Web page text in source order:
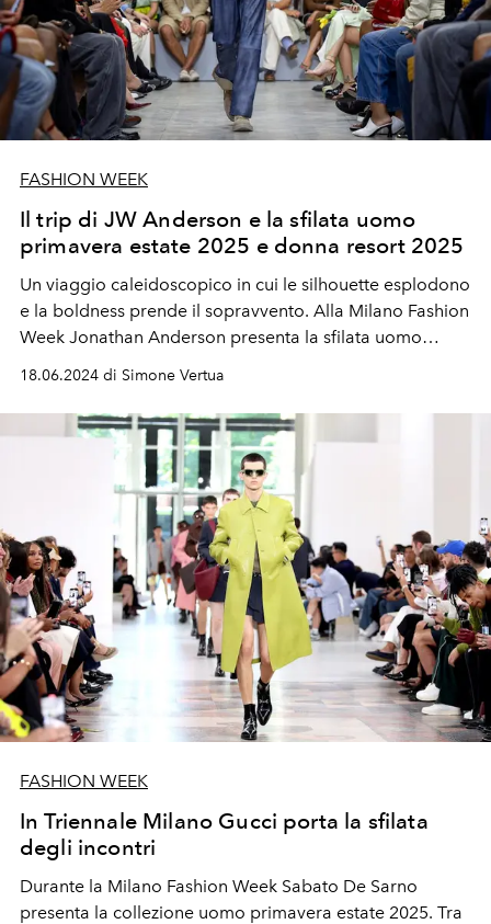
FASHION WEEK
Il trip di JW Anderson e la sfilata uomo
primavera estate 2025 e donna resort 2025
Un viaggio caleidoscopico in cui le silhouette esplodono
e la boldness prende il sopravvento. Alla Milano Fashion
Week Jonathan Anderson presenta la sfilata uomo
primavera estate 2025 e donna resort 2025.
18.06.2024 di Simone Vertua
FASHION WEEK
In Triennale Milano Gucci porta la sfilata
degli incontri
Durante la Milano Fashion Week Sabato De Sarno
presenta la collezione uomo primavera estate 2025. Tra